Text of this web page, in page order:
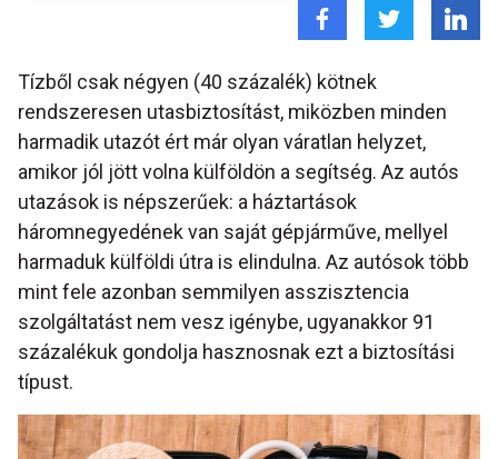
Tízből csak négyen (40 százalék) kötnek
rendszeresen utasbiztosítást, miközben minden
harmadik utazót ért már olyan váratlan helyzet,
amikor jól jött volna külföldön a segítség. Az autós
utazások is népszerűek: a háztartások
háromnegyedének van saját gépjárműve, mellyel
harmaduk külföldi útra is elindulna. Az autósok több
mint fele azonban semmilyen asszisztencia
szolgáltatást nem vesz igénybe, ugyanakkor 91
százalékuk gondolja hasznosnak ezt a biztosítási
típust.